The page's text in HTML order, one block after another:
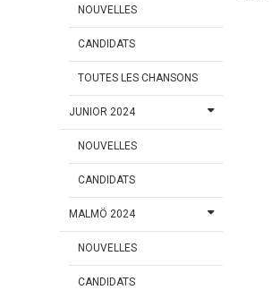
NOUVELLES
CANDIDATS
TOUTES LES CHANSONS
JUNIOR 2024
NOUVELLES
CANDIDATS
MALMÖ 2024
NOUVELLES
CANDIDATS